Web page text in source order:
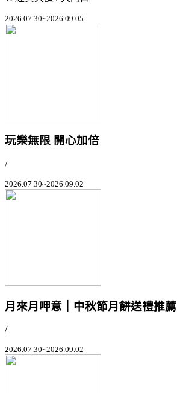
2026.07.30~2026.09.05
玩樂無限 開心加倍
/
2026.07.30~2026.09.02
月來月呷意｜中秋節月餅送禮推薦
/
2026.07.30~2026.09.02